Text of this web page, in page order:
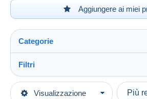
Aggiungere ai miei
Visualizzazione
Categorie
Categorie principali
Filtri
Tipo di vendita